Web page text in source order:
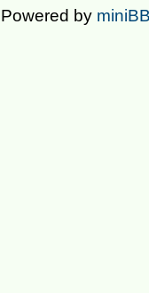
Powered by